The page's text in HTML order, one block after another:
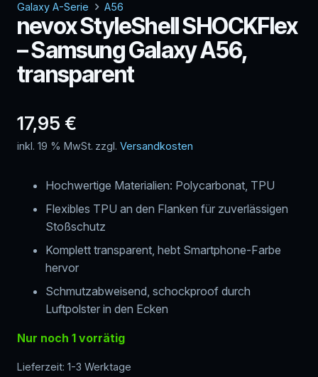
Galaxy A-Serie
A56
nevox StyleShell SHOCKFlex
– Samsung Galaxy A56,
transparent
17,95 €
inkl. 19 % MwSt. zzgl.Versandkosten
Hochwertige Materialien: Polycarbonat, TPU
Flexibles TPU an den Flanken für zuverlässigen
Stoßschutz
Komplett transparent, hebt Smartphone-Farbe
hervor
Schmutzabweisend, schockproof durch
Luftpolster in den Ecken
Nur noch 1 vorrätig
Lieferzeit: 1-3 Werktage